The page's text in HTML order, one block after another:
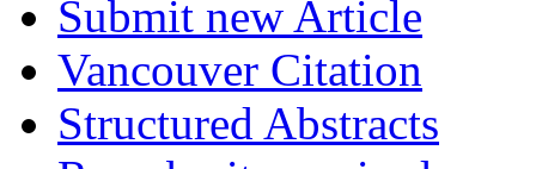
Submit new Article
Vancouver Citation
Structured Abstracts